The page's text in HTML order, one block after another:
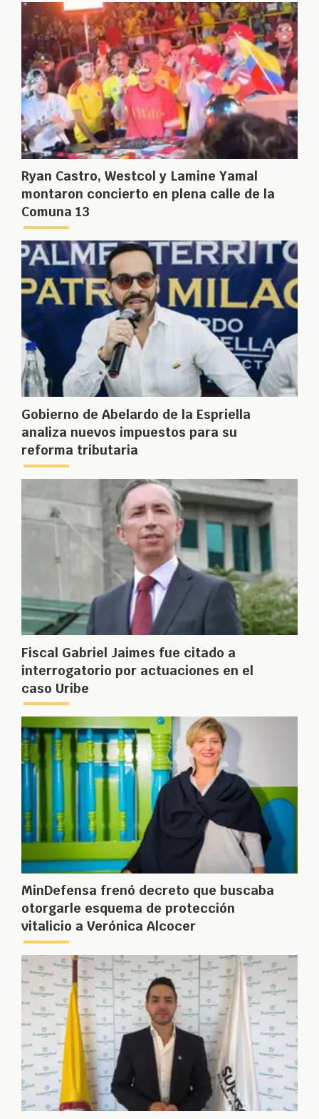
Ryan Castro, Westcol y Lamine Yamal
montaron concierto en plena calle de la
Comuna 13
Gobierno de Abelardo de la Espriella
analiza nuevos impuestos para su
reforma tributaria
Fiscal Gabriel Jaimes fue citado a
interrogatorio por actuaciones en el
caso Uribe
MinDefensa frenó decreto que buscaba
otorgarle esquema de protección
vitalicio a Verónica Alcocer